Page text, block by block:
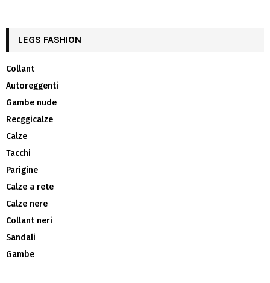
LEGS FASHION
Collant
Autoreggenti
Gambe nude
Recggicalze
Calze
Tacchi
Parigine
Calze a rete
Calze nere
Collant neri
Sandali
Gambe